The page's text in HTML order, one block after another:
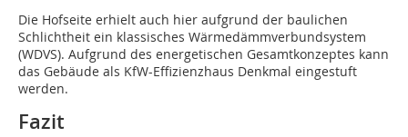
Die Hofseite erhielt auch hier aufgrund der baulichen
Schlichtheit ein klassisches Wärmedämmverbundsystem
(WDVS). Aufgrund des energetischen Gesamtkonzeptes kann
das Gebäude als KfW-Effizienzhaus Denkmal eingestuft
werden.
Fazit